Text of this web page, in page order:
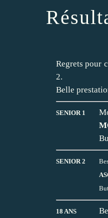
Regrets pour
2.
Belle
SENIOR 1
SENIOR 2
18 ANS